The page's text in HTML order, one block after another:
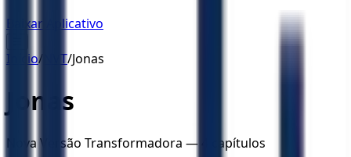
Baixar Aplicativo
Início/ NVT/Jonas
Jonas
Nova Versão Transformadora —
capítulos